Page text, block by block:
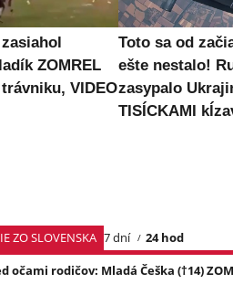
ZOMREL
VIDEO
Toto sa od
ešte nestalo!
zasypalo
TISÍCKAMI
ZO SLOVENSKA 7 dní
24 hod
očami rodičov: Mladá Češka (†14)